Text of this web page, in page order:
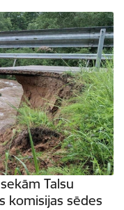
Talsu
komisijas sēdes